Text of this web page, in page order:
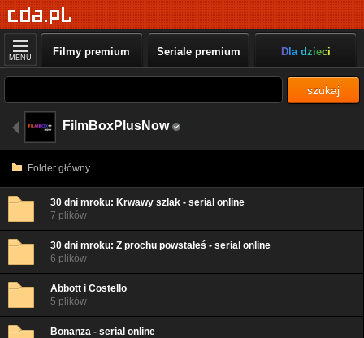
MENU Filmy premium Seriale premium Dla dzieci
szukaj
FilmBoxPlusNow
Folder główny
30 dni mroku: Krwawy szlak - serial online
7 plików
30 dni mroku: Z prochu powstałeś - serial online
6 plików
Abbott i Costello
5 plików
Bonanza - serial online